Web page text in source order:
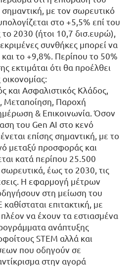
με τον σωρευτικό
στο +5,5% επί του
2030 (ήτοι 10,7 δισ.ευρώ),
συνθήκες μπορεί να
το +9,8%. Περίπου το 50%
εκτιμάται ότι θα προέλθει
και Ασφαλιστικός Κλάδος,
Μεταποίηση, Παροχή
& Επικοινωνία. Όσον
του Gen AI στο κενό
επίσης σημαντική, με το
μεταξύ προσφοράς και
κατά περίπου 25.500
σωρευτικά, έως το 2030, τις
Η εφαρμογή μέτρων
στη μείωση του
επιτακτική, με
πλέον να έχουν τα εστιασμένα
ανάπτυξης
STEM αλλά και
που οδηγούν σε
στην αγορά